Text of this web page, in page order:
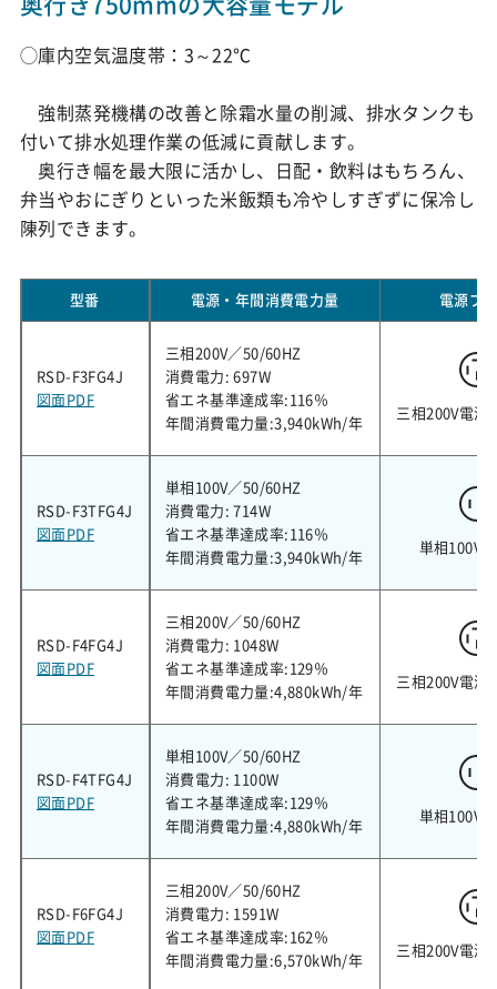
奥行き750mmの大容量モデル
◯庫内空気温度帯：3～22℃
強制蒸発機構の改善と除霜水量の削減、排水タンクも
付いて排水処理作業の低減に貢献します。
奥行き幅を最大限に活かし、日配・飲料はもちろん、
弁当やおにぎりといった米飯類も冷やしすぎずに保冷し
陳列できます。
型番 電源・年間消費電力量 電源プ
RSD-F3FG4J
図面PDF
三相200V／50/60HZ
消費電力: 697W
省エネ基準達成率:116％
年間消費電力量:3,940kWh/年
三相200V電源
RSD-F3TFG4J
図面PDF
単相100V／50/60HZ
消費電力: 714W
省エネ基準達成率:116％
年間消費電力量:3,940kWh/年
単相100V
RSD-F4FG4J
図面PDF
三相200V／50/60HZ
消費電力: 1048W
省エネ基準達成率:129％
年間消費電力量:4,880kWh/年
三相200V電源
RSD-F4TFG4J
図面PDF
単相100V／50/60HZ
消費電力: 1100W
省エネ基準達成率:129％
年間消費電力量:4,880kWh/年
単相100V
RSD-F6FG4J
図面PDF
三相200V／50/60HZ
消費電力: 1591W
省エネ基準達成率:162％
年間消費電力量:6,570kWh/年
三相200V電源